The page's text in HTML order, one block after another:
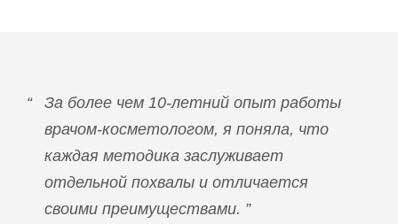
За более чем 10-летний опыт работы
врачом-косметологом, я поняла, что
каждая методика заслуживает
отдельной похвалы и отличается
своими преимуществами.